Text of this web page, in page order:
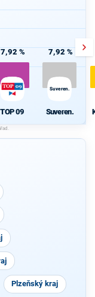
7,92 %
TOP 09
7,92 %
Suveren.
Suveren.
Plzeňský kraj